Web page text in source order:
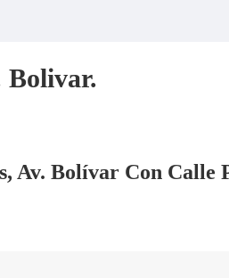
Bolivar.
Av. Bolívar Con Calle